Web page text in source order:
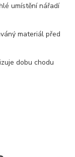
umístění nářadí
materiál před
dobu chodu